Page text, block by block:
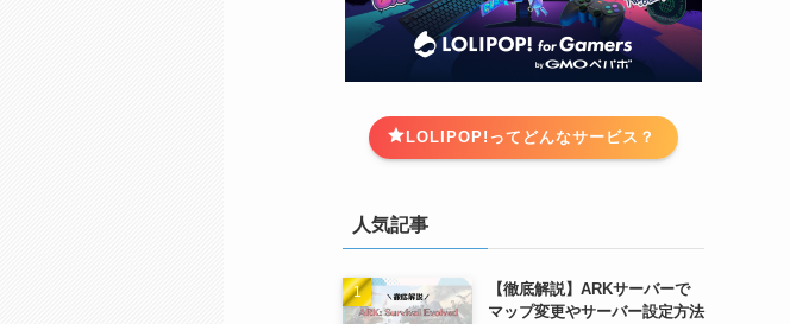
LOLIPOP!ってどんなサービス？
人気記事
【徹底解説】ARKサーバーで
マップ変更やサーバー設定方法